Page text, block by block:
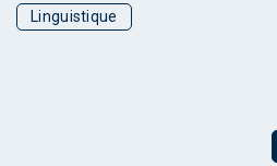
Linguistique